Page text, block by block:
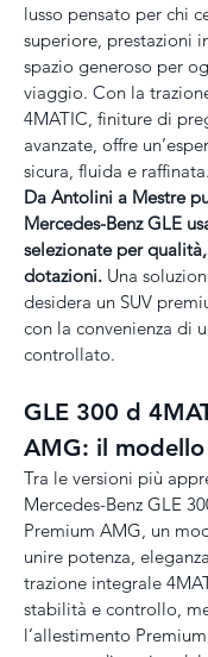
lusso pensato per chi
superiore, prestazioni
spazio generoso per
viaggio. Con la
4MATIC, finiture di
avanzate, offre
sicura, fluida e raffinata.
Da Antolini a Mestre
Mercedes-Benz GLE
selezionate per
dotazioni. Una
desidera un SUV
con la convenienza di
controllato.
GLE 300 d
AMG: il
Tra le versioni più
Mercedes-Benz GLE
Premium AMG, un
unire potenza,
trazione integrale
stabilità e controllo,
l’allestimento